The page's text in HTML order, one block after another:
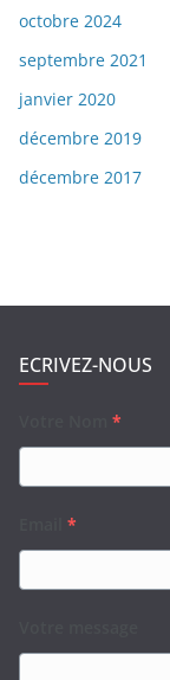
octobre 2024
septembre 2021
janvier 2020
décembre 2019
décembre 2017
ECRIVEZ-NOUS
*
*